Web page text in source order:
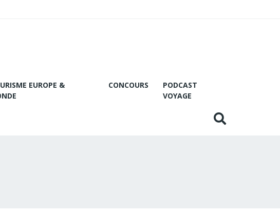
EUROPE &
CONCOURS
PODCAST
VOYAGE